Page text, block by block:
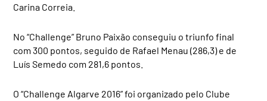
Carina Correia.
No “Challenge” Bruno Paixão conseguiu o triunfo final
com 300 pontos, seguido de Rafael Menau (286,3) e de
Luís Semedo com 281,6 pontos.
O “Challenge Algarve 2016” foi organizado pelo Clube